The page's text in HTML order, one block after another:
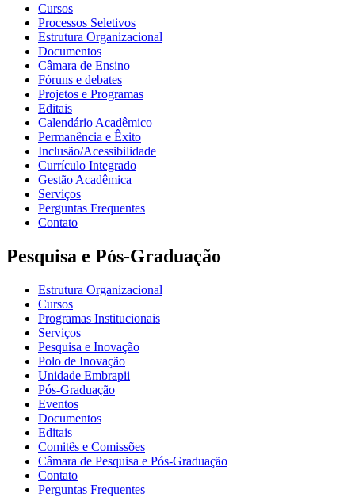
Cursos
Processos Seletivos
Estrutura Organizacional
Documentos
Câmara de Ensino
Fóruns e debates
Projetos e Programas
Editais
Calendário Acadêmico
Permanência e Êxito
Inclusão/Acessibilidade
Currículo Integrado
Gestão Acadêmica
Serviços
Perguntas Frequentes
Contato
Pesquisa e Pós-Graduação
Estrutura Organizacional
Cursos
Programas Institucionais
Serviços
Pesquisa e Inovação
Polo de Inovação
Unidade Embrapii
Pós-Graduação
Eventos
Documentos
Editais
Comitês e Comissões
Câmara de Pesquisa e Pós-Graduação
Contato
Perguntas Frequentes